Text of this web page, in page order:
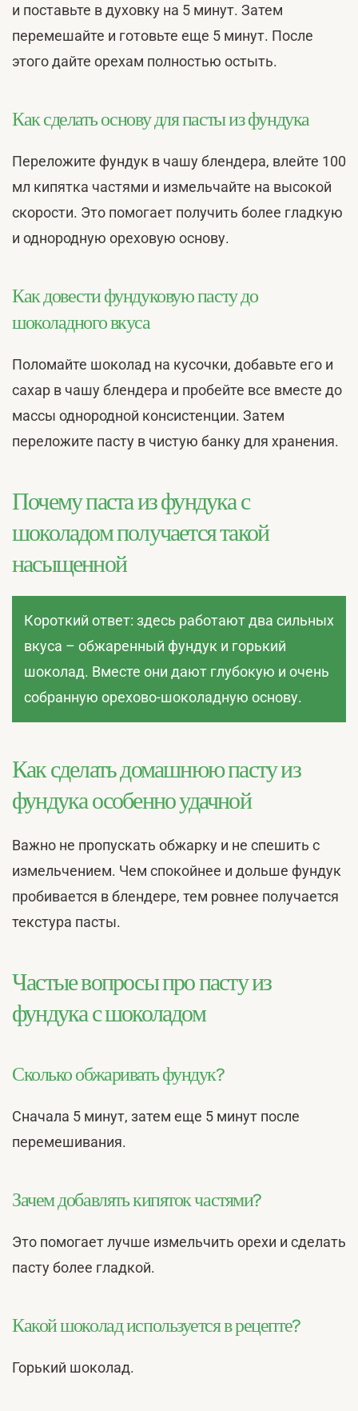
и поставьте в духовку на 5 минут. Затем
перемешайте и готовьте еще 5 минут. После
этого дайте орехам полностью остыть.
Как сделать основу для пасты из фундука
Переложите фундук в чашу блендера, влейте 100
мл кипятка частями и измельчайте на высокой
скорости. Это помогает получить более гладкую
и однородную ореховую основу.
Как довести фундуковую пасту до
шоколадного вкуса
Поломайте шоколад на кусочки, добавьте его и
сахар в чашу блендера и пробейте все вместе до
массы однородной консистенции. Затем
переложите пасту в чистую банку для хранения.
Почему паста из фундука с
шоколадом получается такой
насыщенной
Короткий ответ: здесь работают два сильных
вкуса – обжаренный фундук и горький
шоколад. Вместе они дают глубокую и очень
собранную орехово-шоколадную основу.
Как сделать домашнюю пасту из
фундука особенно удачной
Важно не пропускать обжарку и не спешить с
измельчением. Чем спокойнее и дольше фундук
пробивается в блендере, тем ровнее получается
текстура пасты.
Частые вопросы про пасту из
фундука с шоколадом
Сколько обжаривать фундук?
Сначала 5 минут, затем еще 5 минут после
перемешивания.
Зачем добавлять кипяток частями?
Это помогает лучше измельчить орехи и сделать
пасту более гладкой.
Какой шоколад используется в рецепте?
Горький шоколад.